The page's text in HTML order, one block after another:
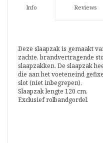
Info Reviews
Deze slaapzak is gemaakt
zachte, brandvertragende
slaapzakken. De slaapzak
die aan het voeteneind
slot (niet inbegrepen).
Slaapzak lengte 120 cm.
Exclusief rolbandgordel.